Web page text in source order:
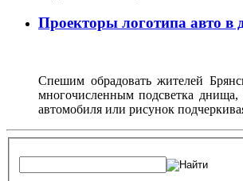
Проекторы логотипа авто в
Спешим обрадовать жителей
многочисленным подсветка
автомобиля или рисунок